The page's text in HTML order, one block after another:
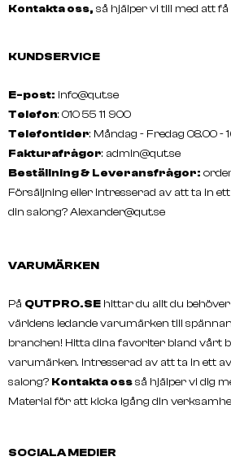
Kontakta oss, så hjälper vi till med att få
KUNDSERVICE
E-post: info@qut.se
Telefon: 010 55 11 900
Telefontider: Måndag - Fredag 08.00 -
Fakturafrågor: admin@qut.se
Beställning & Leveransfrågor:
Försäljning eller intresserad av att ta in
din salong?Alexander@qut.se
VARUMÄRKEN
På QUTPRO.SE hittar du allt du
världens ledande varumärken till
branchen! Hitta dina favoriter bland vårt
varumärken. Intresserad av att ta in ett
salong? Kontakta ossså hjälper vi dig
Material för att kicka igång din
SOCIALA MEDIER